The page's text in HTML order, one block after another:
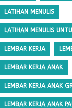
LATIHAN MENULIS
LATIHAN MENULIS
LEMBAR KERJA
LEMBAR KERJA ANAK
LEMBAR KERJA ANAK
LEMBAR KERJA ANAK